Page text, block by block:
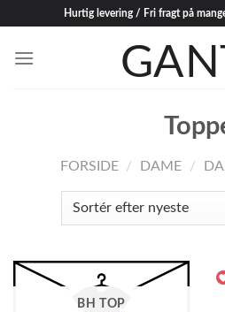
content
Hurtig levering / Fri fragt på
FORSIDE / DAME /
BH TOP